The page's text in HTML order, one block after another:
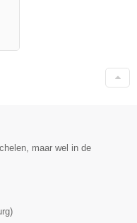
maar wel in de
)